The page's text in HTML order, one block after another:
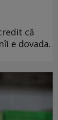
că
e dovada.